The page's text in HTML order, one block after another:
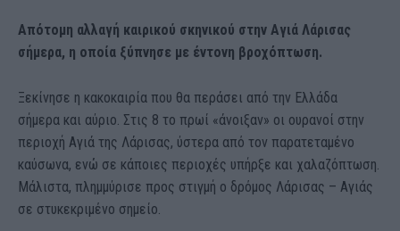
Απότομη αλλαγή καιρικού σκηνικού στην Αγιά Λάρισας
σήμερα, η οποία ξύπνησε με έντονη βροχόπτωση.
Ξεκίνησε η κακοκαιρία που θα περάσει από την Ελλάδα
σήμερα και αύριο. Στις 8 το πρωί «άνοιξαν» οι ουρανοί στην
περιοχή Αγιά της Λάρισας, ύστερα από τον παρατεταμένο
καύσωνα, ενώ σε κάποιες περιοχές υπήρξε και χαλαζόπτωση.
Μάλιστα, πλημμύρισε προς στιγμή ο δρόμος Λάρισας – Αγιάς
σε στυκεκριμένο σημείο.